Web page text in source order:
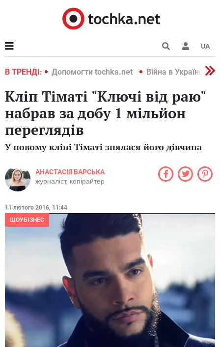
UA
В ТРЕНДІ:
2022 Допомогти tochka.net Війна в Україні 2022
Кліп Тіматі "Ключі від раю"
набрав за добу 1 мільйон
переглядів
У новому кліпі Тіматі знялася його дівчина
АНАСТАСІЯ БАРСЬКА
журналіст, копірайтер
11 лютого 2016, 11:44
ШОУБІЗНЕС